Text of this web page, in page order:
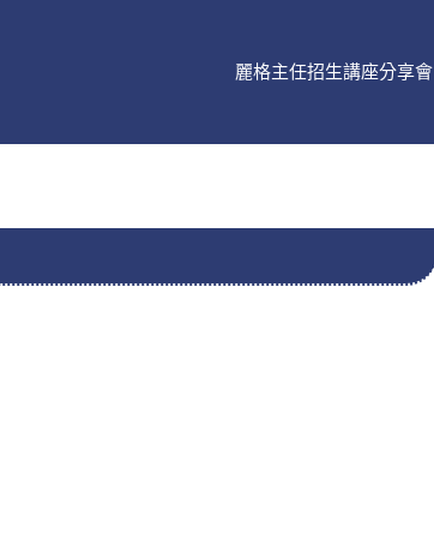
麗格主任招生講座分享會